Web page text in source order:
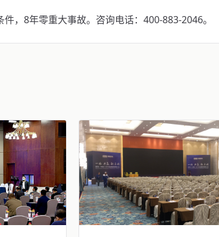
，8年零重大事故。咨询电话：400-883-2046。